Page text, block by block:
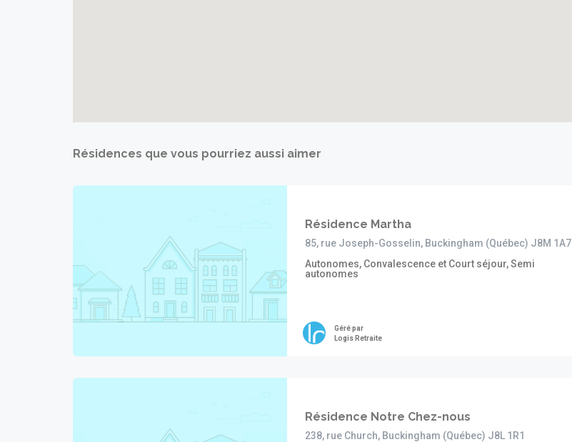
Résidences que vous pourriez aussi aimer
Résidence Martha
85, rue Joseph-Gosselin, Buckingham (Québec) J8M 1A7
Autonomes, Convalescence et Court séjour, Semi
autonomes
Géré par
Logis Retraite
Résidence Notre Chez-nous
238, rue Church, Buckingham (Québec) J8L 1R1